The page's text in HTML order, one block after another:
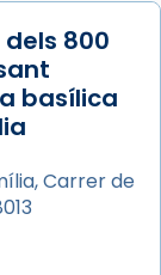
dels
un gran
de tot
800
basílica
Carrer de